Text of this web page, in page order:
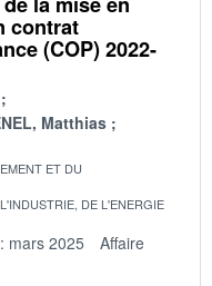
contrat
(COP) 2022-
Matthias
ET DU
DE L'ENERGIE
mars 2025
Affaire